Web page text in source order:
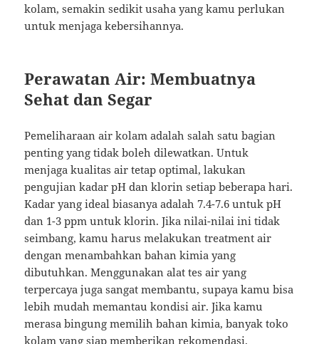
kolam, semakin sedikit usaha yang kamu perlukan
untuk menjaga kebersihannya.
Perawatan Air: Membuatnya
Sehat dan Segar
Pemeliharaan air kolam adalah salah satu bagian
penting yang tidak boleh dilewatkan. Untuk
menjaga kualitas air tetap optimal, lakukan
pengujian kadar pH dan klorin setiap beberapa hari.
Kadar yang ideal biasanya adalah 7.4-7.6 untuk pH
dan 1-3 ppm untuk klorin. Jika nilai-nilai ini tidak
seimbang, kamu harus melakukan treatment air
dengan menambahkan bahan kimia yang
dibutuhkan. Menggunakan alat tes air yang
terpercaya juga sangat membantu, supaya kamu bisa
lebih mudah memantau kondisi air. Jika kamu
merasa bingung memilih bahan kimia, banyak toko
kolam yang siap memberikan rekomendasi.